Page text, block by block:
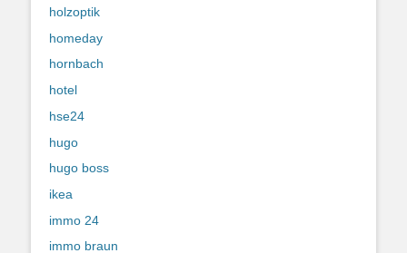
holzoptik
homeday
hornbach
hotel
hse24
hugo
hugo boss
ikea
immo 24
immo braun